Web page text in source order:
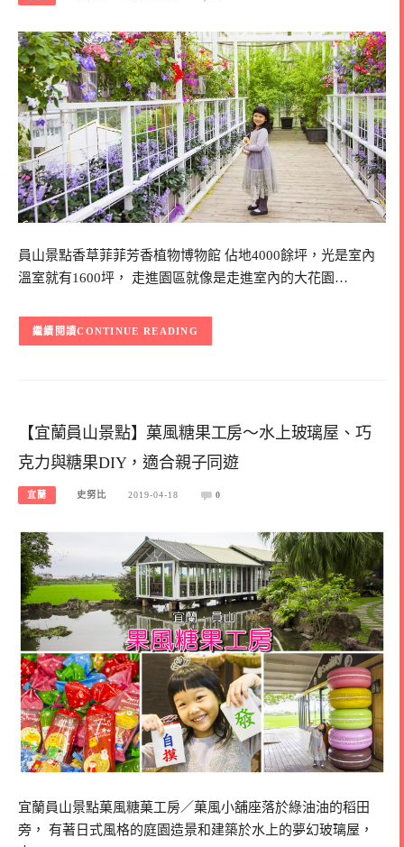
員山景點香草菲菲芳香植物博物館 佔地4000餘坪，光是室內
溫室就有1600坪， 走進園區就像是走進室內的大花園…
CONTINUE READING
【宜蘭員山景點】菓風糖果工房～水上玻璃屋、巧
克力與糖果DIY，適合親子同遊
宜蘭 史努比 2019-04-18 0
宜蘭員山景點菓風糖菓工房／菓風小舖座落於綠油油的稻田
旁， 有著日式風格的庭園造景和建築於水上的夢幻玻璃屋，